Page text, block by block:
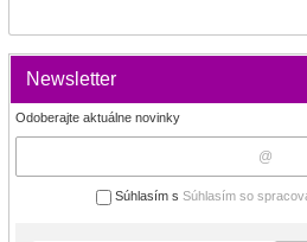
Newsletter
Odoberajte aktuálne novinky
Súhlasím s Súhlasím so